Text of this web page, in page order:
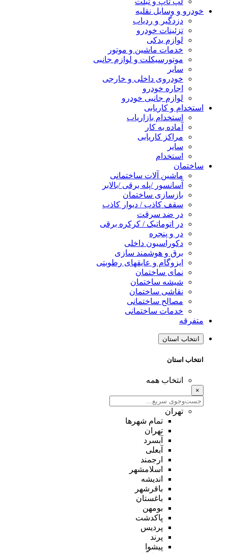
خودرو و وسایل نقلیه
دزدگیر و ردیاب
تزئینات خودرو
لوازم یدکی
خدمات ماشین و موتور
موتورسیکلت و لوازم جانبی
سایر
خودروی داخلی و خارجی
اجاره خودرو
لوازم جانبی خودرو
استخدام و کاریابی
استخدام بازاریاب
آماده به کار
مراکز کاریابی
سایر
استخدام
ساختمان
ماشین آلات ساختمانی
آسانسور /پله برقی /بالابر
بازسازی ساختمان
سقف کاذب / دیوار کاذب
در ضد سرقت
در اتوماتیک / کرکره برقی
در و پنجره
دکوراسیون داخلی
برق و هوشمند سازی
ایزوگام و عایقهای رطوبتی
نمای ساختمان
شیشه ساختمان
نقاشی ساختمان
مصالح ساختمانی
خدمات ساختمانی
متفرقه
انتخاب استان
انتخاب استان
انتخاب همه
×
تهران
تمام شهر‌ها
تهران
آبسرد
آبعلی
ارجمند
اسلامشهر
اندیشه
باقرشهر
باغستان
بومهن
پاکدشت
پردیس
پرند
پیشوا